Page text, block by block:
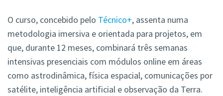
O curso, concebido pelo Técnico+, assenta numa
metodologia imersiva e orientada para projetos, em
que, durante 12 meses, combinará três semanas
intensivas presenciais com módulos online em áreas
como astrodinâmica, física espacial, comunicações por
satélite, inteligência artificial e observação da Terra.